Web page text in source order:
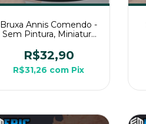
Bruxa Annis Comendo -
Sem Pintura, Miniatura
Mesa
R$32,90
R$31,26 com Pix